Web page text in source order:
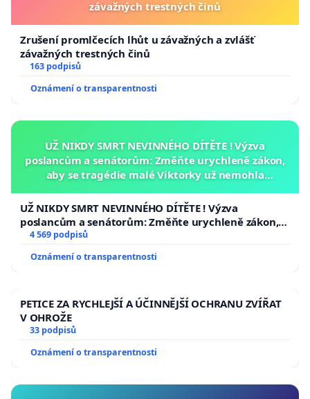
závažných trestných činů
Zrušení promlčecích lhůt u závažných a zvlášť
závažných trestných činů
163 podpisů
Oznámení o transparentnosti
UŽ NIKDY SMRT NEVINNÉHO DÍTĚTE ! Výzva
poslancům a senátorům: Změňte urychleně zákon,
aby se tragédie malé Viktorky už nemohla
UŽ NIKDY SMRT NEVINNÉHO DÍTĚTE ! Výzva
poslancům a senátorům: Změňte urychleně zákon,
aby se tragédie malé Viktorky už nemohla opakovat!
4 569 podpisů
Oznámení o transparentnosti
PETICE ZA RYCHLEJŠÍ A ÚČINNĚJŠÍ OCHRANU ZVÍŘAT
V OHROŽE
33 podpisů
Oznámení o transparentnosti